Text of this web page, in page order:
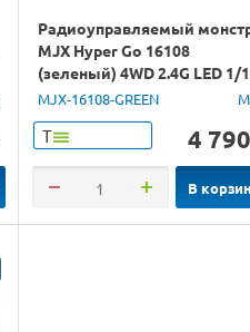
Радиоуправляемый
MJX Hyper Go 16108
(зеленый) 4WD 2.4G LED 1/
RTR
MJX-16108-GREEN
Т 4 790
В